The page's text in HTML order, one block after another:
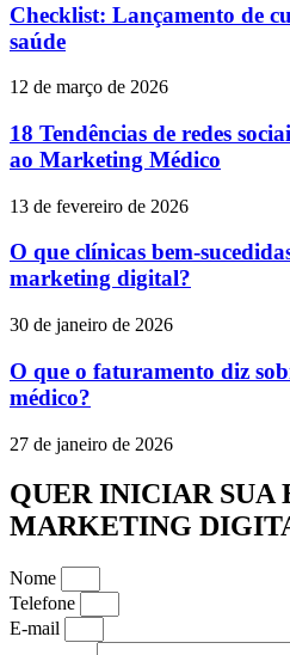
Checklist: Lançamento de
saúde
12 de março de 2026
18 Tendências de redes
ao Marketing Médico
13 de fevereiro de 2026
O que clínicas bem-
marketing digital?
30 de janeiro de 2026
O que o faturamento diz
médico?
27 de janeiro de 2026
QUER INICIAR SUA
MARKETING
Nome
Telefone
E-mail